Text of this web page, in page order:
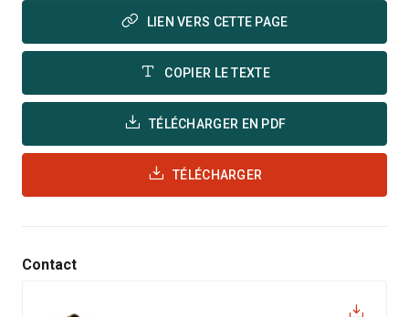
LIEN VERS CETTE PAGE
COPIER LE TEXTE
TÉLÉCHARGER EN PDF
TÉLÉCHARGER
Contact